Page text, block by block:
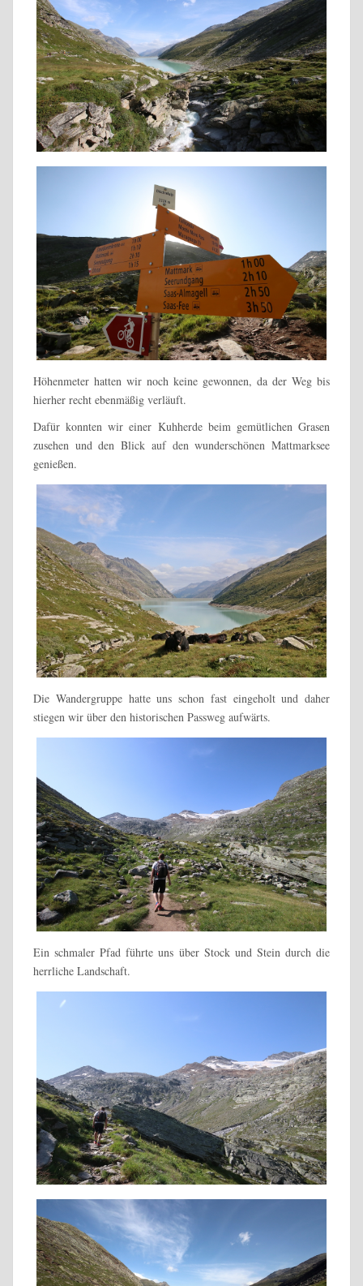
Höhenmeter hatten wir noch keine gewonnen, da der Weg bis
hierher recht ebenmäßig verläuft.
Dafür konnten wir einer Kuhherde beim gemütlichen Grasen
zusehen und den Blick auf den wunderschönen Mattmarksee
genießen.
Die Wandergruppe hatte uns schon fast eingeholt und daher
stiegen wir über den historischen Passweg aufwärts.
Ein schmaler Pfad führte uns über Stock und Stein durch die
herrliche Landschaft.